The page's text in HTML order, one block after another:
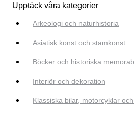
Upptäck våra kategorier
Arkeologi och naturhistoria
Asiatisk konst och stamkonst
Böcker och historiska
Interiör och dekoration
Klassiska bilar, motorcyklar